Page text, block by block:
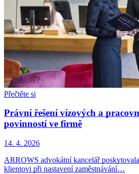
Přečtěte si
Právní řešení vízových a
povinností ve firmě
14. 4. 2026
ARROWS advokátní kancelář
klientovi při nastavení zaměstnávání…